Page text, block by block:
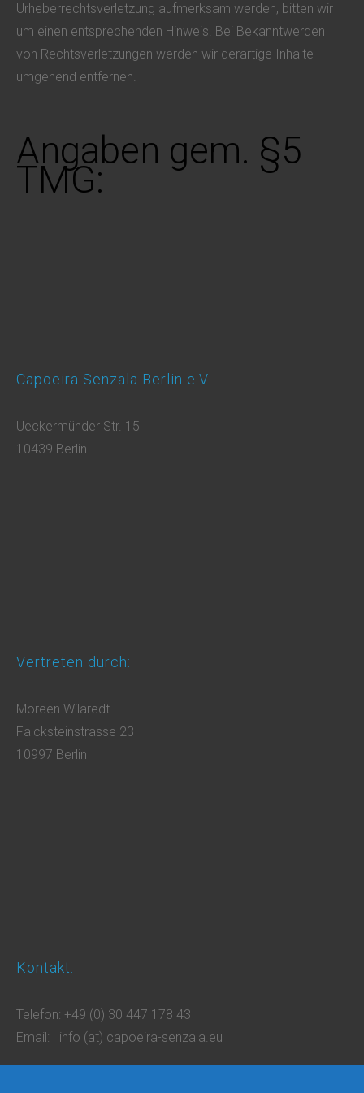
Urheberrechtsverletzung aufmerksam werden, bitten wir
um einen entsprechenden Hinweis. Bei Bekanntwerden
von Rechtsverletzungen werden wir derartige Inhalte
umgehend entfernen.
Angaben gem. §5
TMG:
Capoeira Senzala Berlin e.V.
Ueckermünder Str. 15
10439 Berlin
Vertreten durch:
Moreen Wilaredt
Falcksteinstrasse 23
10997 Berlin
Kontakt:
Telefon: +49 (0) 30 447 178 43
Email: info (at) capoeira-senzala.eu